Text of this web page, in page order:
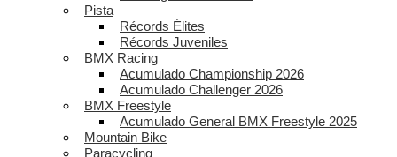
Pista
Récords Élites
Récords Juveniles
BMX Racing
Acumulado Championship 2026
Acumulado Challenger 2026
BMX Freestyle
Acumulado General BMX Freestyle 2025
Mountain Bike
Paracycling